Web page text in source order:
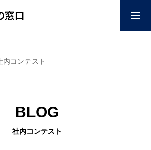
窓口
内コンテスト
BLOG
社内コンテスト